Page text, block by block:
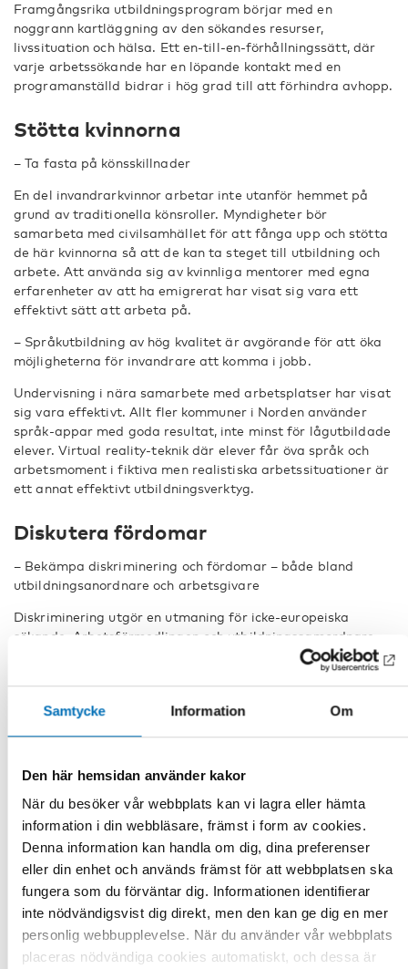
Samtycke Information Om
Den här hemsidan använder kakor
När du besöker vår webbplats kan vi lagra eller hämta
information i din webbläsare, främst i form av cookies.
Denna information kan handla om dig, dina preferenser
eller din enhet och används främst för att webbplatsen ska
fungera som du förväntar dig. Informationen identifierar
inte nödvändigsvist dig direkt, men den kan ge dig en mer
personlig webbupplevelse. När du använder vår webbplats
placeras nödvändiga cookies automatiskt, och dessa är
Framgångsrika utbildningsprogram börjar med en
noggrann kartläggning av den sökandes resurser,
livssituation och hälsa. Ett en-till-en-förhållningssätt, där
varje arbetssökande har en löpande kontakt med en
programanställd bidrar i hög grad till att förhindra avhopp.
Stötta kvinnorna
– Ta fasta på könsskillnader
En del invandrarkvinnor arbetar inte utanför hemmet på
grund av traditionella könsroller. Myndigheter bör
samarbeta med civilsamhället för att fånga upp och stötta
de här kvinnorna så att de kan ta steget till utbildning och
arbete. Att använda sig av kvinnliga mentorer med egna
erfarenheter av att ha emigrerat har visat sig vara ett
effektivt sätt att arbeta på.
– Språkutbildning av hög kvalitet är avgörande för att öka
möjligheterna för invandrare att komma i jobb.
Undervisning i nära samarbete med arbetsplatser har visat
sig vara effektivt. Allt fler kommuner i Norden använder
språk-appar med goda resultat, inte minst för lågutbildade
elever. Virtual reality-teknik där elever får öva språk och
arbetsmoment i fiktiva men realistiska arbetssituationer är
ett annat effektivt utbildningsverktyg.
Diskutera fördomar
– Bekämpa diskriminering och fördomar – både bland
utbildningsanordnare och arbetsgivare
Diskriminering utgör en utmaning för icke-europeiska
sökande. Arbetsförmedlingen och utbildningssamordnare
måste diskutera egna och omvärldens outtalade
förväntningar och fördomar. Fokus bör ligga på sökandes
Ett nära samarbete mellan aktörer på nationell och lokal
nivå är avgörande för att uppnå goda resultat. Den senaste
tidens neddragningar av Arbetsförmedlingen har lett till
svårigheter för kommuner där myndigheten har stängt
lokalkontor. Nationella beslutsfattare måste anslå
tillräckliga medel så att program som riktar sig till
långtidsarbetslösa kan pågå så länge det finns behov.
Att rusta långtidsarbetslösa är kostsamt men det är en
investering som lönar sig, inte minst i ljuset av Sveriges
åldrande befolkning. Efterfrågan på arbetskraft inom vård,